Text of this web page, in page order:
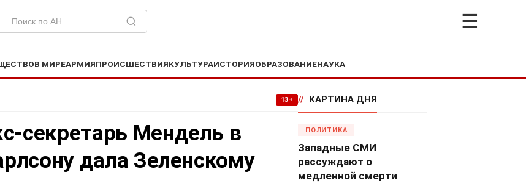
☰
В МИРЕАРМИЯПРОИСШЕСТВИЯКУЛЬТУРАИСТОРИЯОБРАЗОВАНИЕНАУКА
13+
секретарь Мендель в
дала Зеленскому
// КАРТИНА ДНЯ
ПОЛИТИКА
Западные СМИ
рассуждают о
медленной смерти